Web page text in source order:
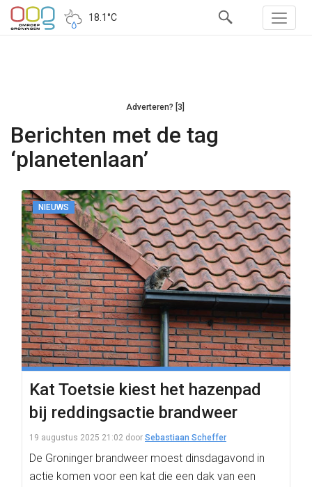
18.1°C
Adverteren? [3]
Berichten met de tag
‘planetenlaan’
NIEUWS
Kat Toetsie kiest het hazenpad
bij reddingsactie brandweer
19 augustus 2025 21:02 door Sebastiaan Scheffer
De Groninger brandweer moest dinsdagavond in
actie komen voor een kat die een dak van een